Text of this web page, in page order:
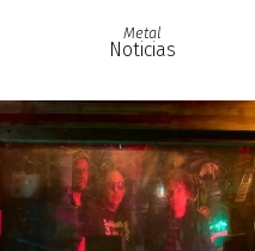
Metal
Noticias